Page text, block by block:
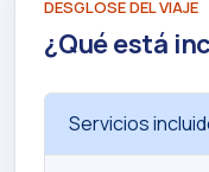
DESGLOSE DEL VIAJE
¿Qué está
Servicios